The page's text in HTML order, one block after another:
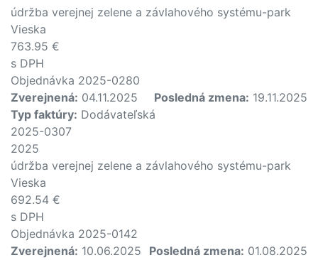
údržba verejnej zelene a závlahového systému-park
Vieska
763.95 €
s DPH
Objednávka 2025-0280
Zverejnená: 04.11.2025 Posledná zmena: 19.11.2025
Typ faktúry: Dodávateľská
2025-0307
2025
údržba verejnej zelene a závlahového systému-park
Vieska
692.54 €
s DPH
Objednávka 2025-0142
Zverejnená: 10.06.2025 Posledná zmena: 01.08.2025